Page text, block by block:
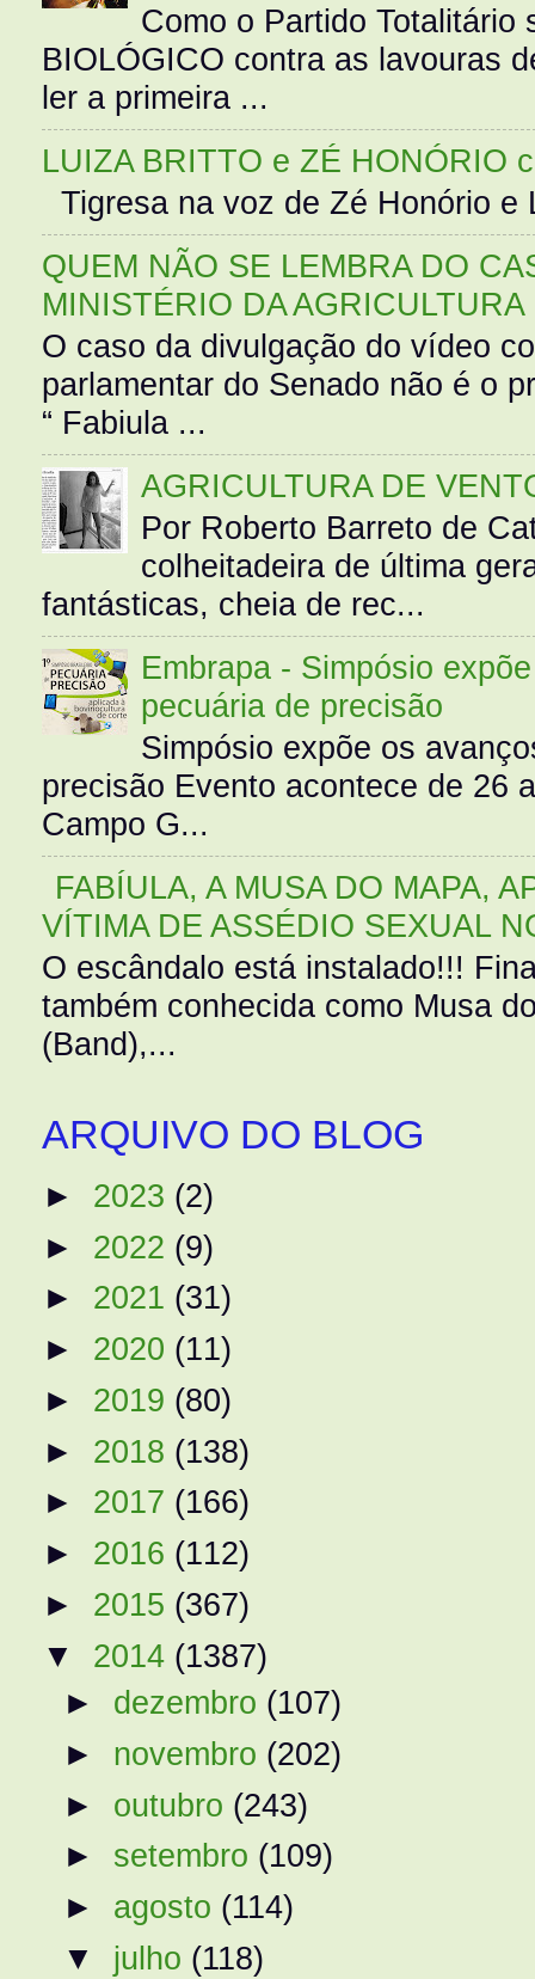
Como o Partido Totalitário
BIOLÓGICO contra as lavouras
ler a primeira ...
LUIZA BRITTO e ZÉ HONÓRIO
Tigresa na voz de Zé Honório
QUEM NÃO SE LEMBRA DO
MINISTÉRIO DA AGRICULTURA
O caso da divulgação do vídeo
parlamentar do Senado não é o
“ Fabiula ...
AGRICULTURA DE
Por Roberto Barreto de
colheitadeira de última
fantásticas, cheia de rec...
Embrapa - Simpósio
pecuária de precisão
Simpósio expõe os
precisão Evento acontece de 26
Campo G...
FABÍULA, A MUSA DO MAPA,
VÍTIMA DE ASSÉDIO SEXUAL
O escândalo está instalado!!!
também conhecida como Musa
(Band),...
ARQUIVO DO BLOG
► 2023 (2)
► 2022 (9)
► 2021 (31)
► 2020 (11)
► 2019 (80)
► 2018 (138)
► 2017 (166)
► 2016 (112)
► 2015 (367)
▼ 2014 (1387)
► dezembro (107)
► novembro (202)
► outubro (243)
► setembro (109)
► agosto (114)
▼ julho (118)